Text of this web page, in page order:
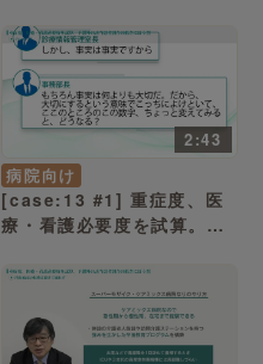
長に一因が…「ICUは遠い
から回診が面倒」（病院経
営ケーススタディー）
2:43
病院向け
[case:13 #1] 重症度、医
療・看護必要度を試算。予
度改定による “重症度、医
療・看護必要度” の見直
し」（病院経営ケーススタ
ディー）